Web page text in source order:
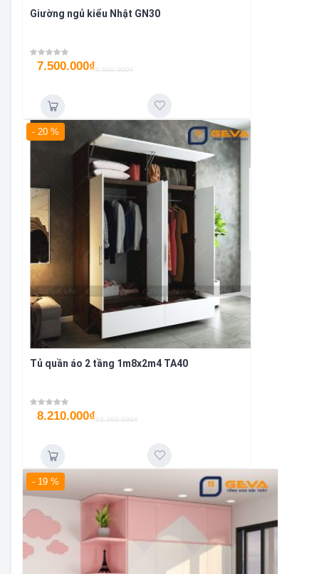
Giường ngủ kiểu Nhật GN30
9.500.000₫
7.500.000₫
- 20 %
Tủ quần áo 2 tầng 1m8x2m4 TA40
10.200.000₫
8.210.000₫
- 19 %